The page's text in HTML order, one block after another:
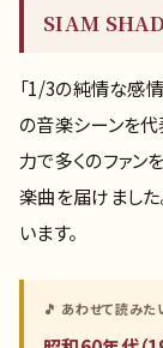
SIAM
「1/3の純情な感
の音楽シーンを代
力で多くのファン
楽曲を届けまし
います。
🎵 あわせて読みた